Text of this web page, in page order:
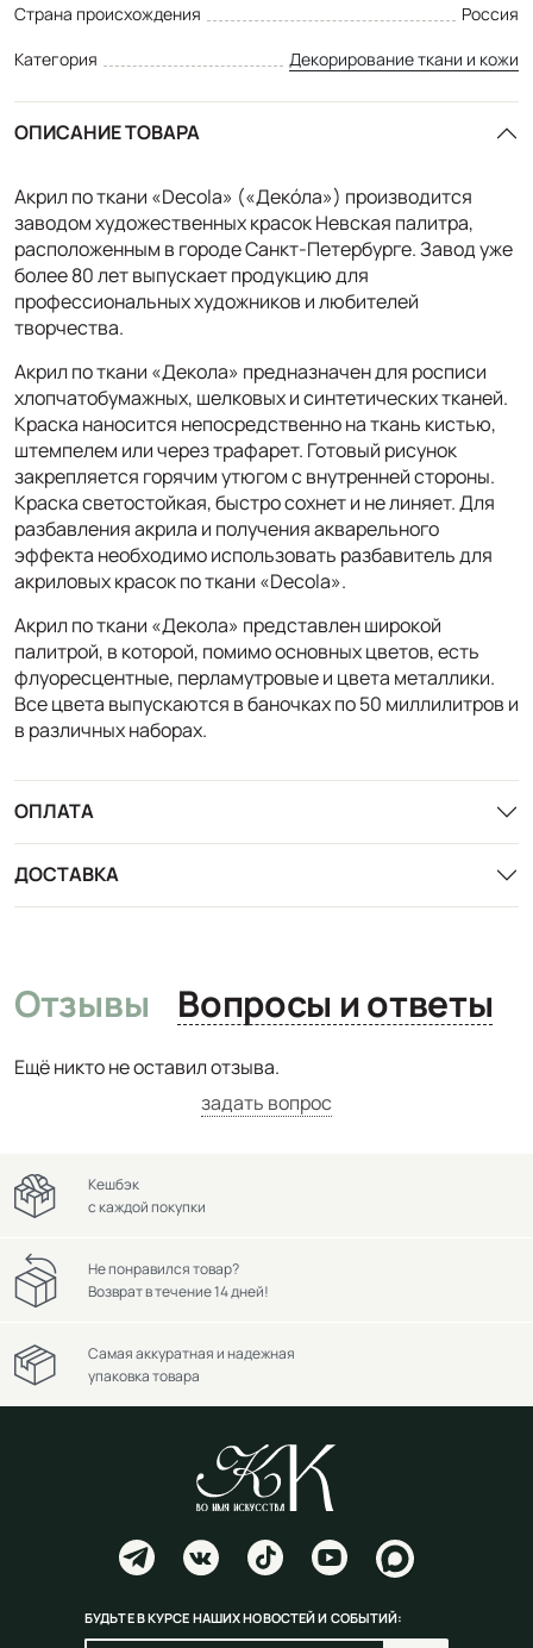
Страна происхождения
Россия
Категория
Декорирование ткани и кожи
ОПИСАНИЕ ТОВАРА
Акрил по ткани «Decola» («Декóла») производится
заводом художественных красок Невская палитра,
расположенным в городе Санкт-Петербурге. Завод уже
более 80 лет выпускает продукцию для
профессиональных художников и любителей
творчества.
Акрил по ткани «Декола» предназначен для росписи
хлопчатобумажных, шелковых и синтетических тканей.
Краска наносится непосредственно на ткань кистью,
штемпелем или через трафарет. Готовый рисунок
закрепляется горячим утюгом с внутренней стороны.
Краска светостойкая, быстро сохнет и не линяет. Для
разбавления акрила и получения акварельного
эффекта необходимо использовать разбавитель для
акриловых красок по ткани «Decola».
Акрил по ткани «Декола» представлен широкой
палитрой, в которой, помимо основных цветов, есть
флуоресцентные, перламутровые и цвета металлики.
Все цвета выпускаются в баночках по 50 миллилитров и
в различных наборах.
ОПЛАТА
ДОСТАВКА
Отзывы Вопросы и ответы
Ещё никто не оставил отзыва.
задать вопрос
Кешбэк
с каждой покупки
Не понравился товар?
Возврат в течение 14 дней!
Самая аккуратная и надежная
упаковка товара
БУДЬТЕ В КУРСЕ НАШИХ НОВОСТЕЙ И СОБЫТИЙ: